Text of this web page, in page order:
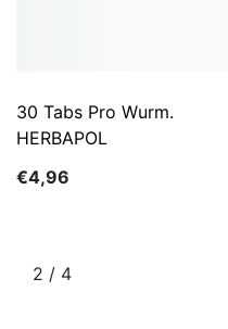
30 Tabs Pro Wurm.
HERBAPOL
€4,96
2 / von
4